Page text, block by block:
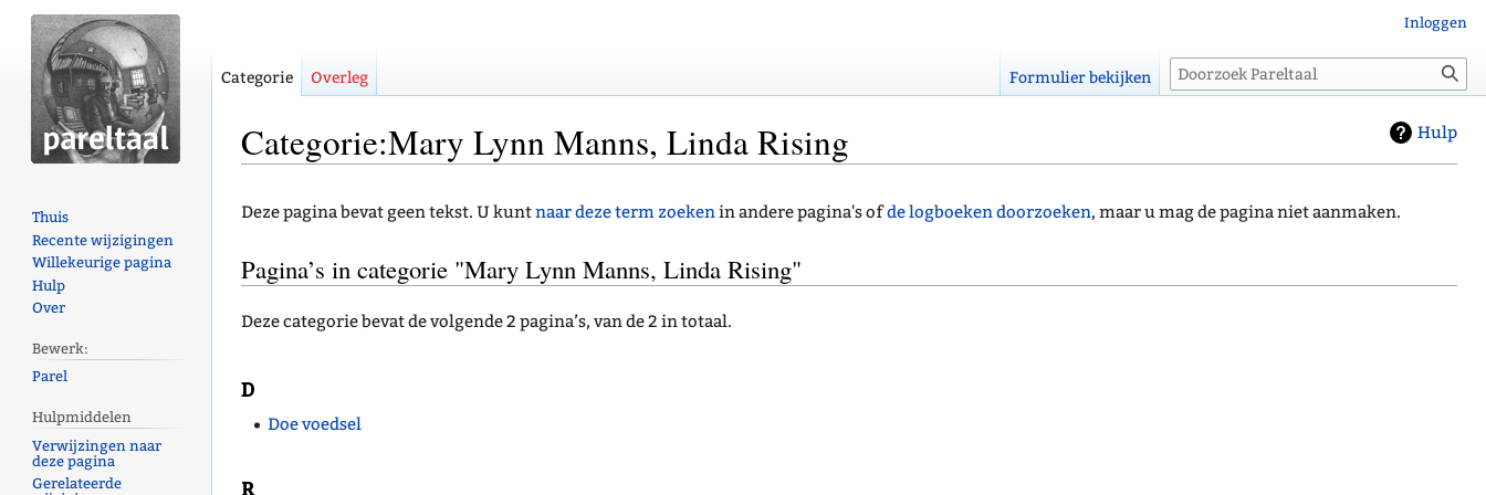
Hulp
Categorie:Mary Lynn Manns, Linda Rising
navigatie
zoeken
Deze pagina bevat geen tekst. U kuntnaar deze term zoekenin andere pagina's ofde logboeken doorzoeken, maar u mag de pagina niet aanmaken.
Pagina’s in categorie "Mary Lynn Manns, Linda Rising"
Deze categorie bevat de volgende 2 pagina’s, van de 2 in totaal.
D
Doe voedsel
R
Inloggen
Categorie Overleg Formulier bekijken Zoeken
Thuis
Recente wijzigingen
Willekeurige pagina
Hulp
Over
Bewerk:
Parel
Hulpmiddelen
Verwijzingen naar
deze pagina
Gerelateerde